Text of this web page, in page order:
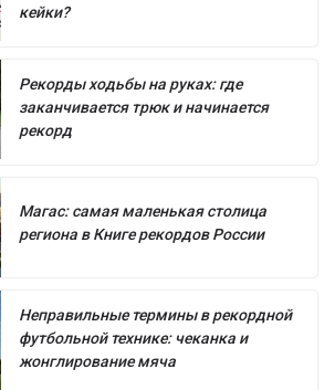
кейки?
Рекорды ходьбы на руках: где
заканчивается трюк и начинается
рекорд
Магас: самая маленькая столица
региона в Книге рекордов России
Неправильные термины в рекордной
футбольной технике: чеканка и
жонглирование мяча